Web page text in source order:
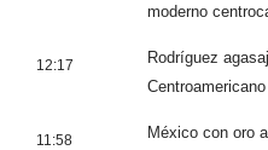
moderno
12:17
Rodríguez
Centroamericano
11:58
México con oro